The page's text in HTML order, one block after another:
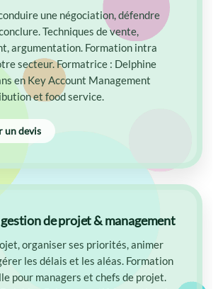
une négociation, défendre
Techniques de vente,
argumentation. Formation intra
secteur. Formatrice : Delphine
en Key Account Management
et food service.
un devis
de projet & management
organiser ses priorités, animer
les délais et les aléas. Formation
pour managers et chefs de projet.